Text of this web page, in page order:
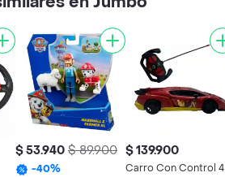
$ 53.940 $ 89.900
-40%
$ 139.900
Carro Con Control 4